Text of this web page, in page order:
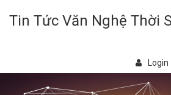
Tin Tức Văn Nghệ Thời
Login